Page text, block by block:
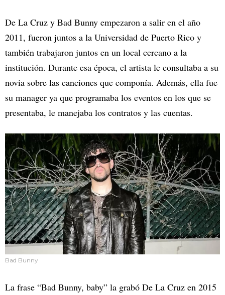
De La Cruz y Bad Bunny empezaron a salir en el año
2011, fueron juntos a la Universidad de Puerto Rico y
también trabajaron juntos en un local cercano a la
institución. Durante esa época, el artista le consultaba a su
novia sobre las canciones que componía. Además, ella fue
su manager ya que programaba los eventos en los que se
presentaba, le manejaba los contratos y las cuentas.
Bad Bunny
La frase “Bad Bunny, baby” la grabó De La Cruz en 2015